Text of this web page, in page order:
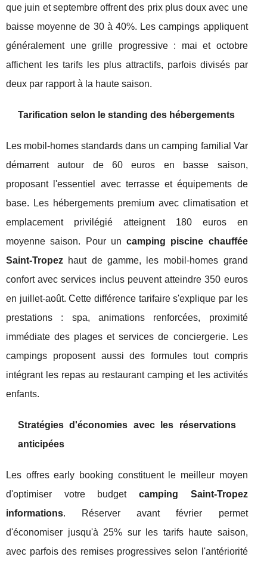
que juin et septembre offrent des prix plus doux avec une
baisse moyenne de 30 à 40%. Les campings appliquent
généralement une grille progressive : mai et octobre
affichent les tarifs les plus attractifs, parfois divisés par
deux par rapport à la haute saison.
Tarification selon le standing des hébergements
Les mobil-homes standards dans un camping familial Var
démarrent autour de 60 euros en basse saison,
proposant l'essentiel avec terrasse et équipements de
base. Les hébergements premium avec climatisation et
emplacement privilégié atteignent 180 euros en
moyenne saison. Pour uncamping piscine chauffée
Saint-Tropez haut de gamme, les mobil-homes grand
confort avec services inclus peuvent atteindre 350 euros
en juillet-août. Cette différence tarifaire s'explique par les
prestations : spa, animations renforcées, proximité
immédiate des plages et services de conciergerie. Les
campings proposent aussi des formules tout compris
intégrant les repas au restaurant camping et les activités
enfants.
Stratégies d'économies avec les réservations
anticipées
Les offres early booking constituent le meilleur moyen
d'optimiser votre budget camping Saint-Tropez
informations. Réserver avant février permet
d'économiser jusqu'à 25% sur les tarifs haute saison,
avec parfois des remises progressives selon l'antériorité